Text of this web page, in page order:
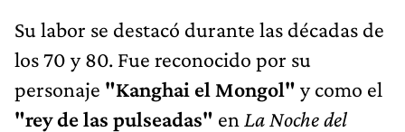
Su labor se destacó durante las décadas de
los 70 y 80. Fue reconocido por su
personaje "Kanghai el Mongol" y como el
"rey de las pulseadas" en La Noche del